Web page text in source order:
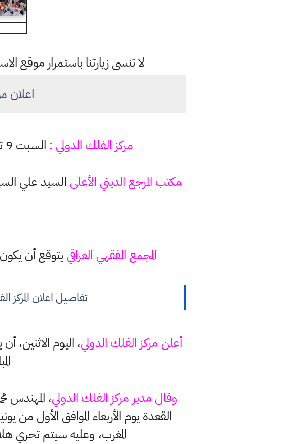
لا تنسى زيارتنا باستمرار
اعلان
مركز الفلك الدولي : السبت 9 تموز أول أيام عيد الأضحى في العديد من الدول الإسلامية
مكتب المرجع الديني الأعلى
المجمع الفقهي العراقي يتوقع أن يكون يوم السبت
تفاصيل اعلان المركز
أعلن مركز الفلك الدولي
وقال مدير مركز الفلك الدولي، المهندس
القعدة يوم الأربعاء الموافق الأول من
المغرب، وعليه سيتم تحري هلال شهر